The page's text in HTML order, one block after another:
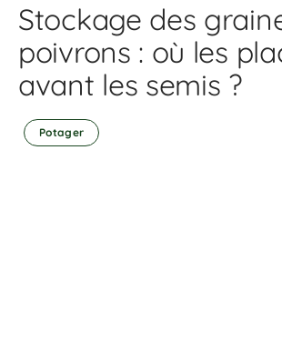
Stockage des
poivrons : où les
avant les semis ?
Potager